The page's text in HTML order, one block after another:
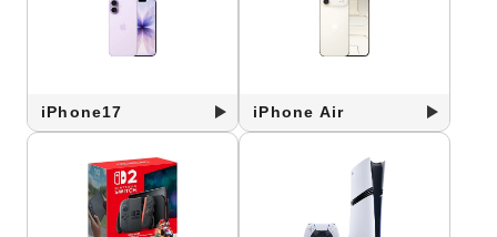
iPhone17 iPhone Air